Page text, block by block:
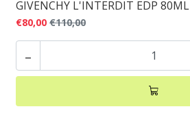
GIVENCHY L'INTERDIT EDP 80ML
€80,00 €110,00
-